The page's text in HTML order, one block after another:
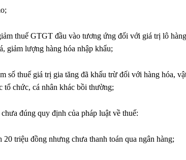
thuế GTGT đầu vào tương ứng đối với giá trị lô
giảm lượng hàng hóa nhập khẩu;
số thuế giá trị gia tăng đã khấu trừ đối với hàng hóa,
tổ chức, cá nhân khác bồi thường;
đúng quy định của pháp luật về thuế:
triệu đồng nhưng chưa thanh toán qua ngân hàng;